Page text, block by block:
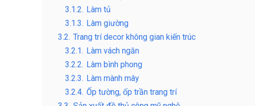
3.1.2. Làm tủ
3.1.3. Làm giường
3.2. Trang trí decor không gian kiến trúc
3.2.1. Làm vách ngăn
3.2.2. Làm bình phong
3.2.3. Làm mành mây
3.2.4. Ốp tường, ốp trần trang trí